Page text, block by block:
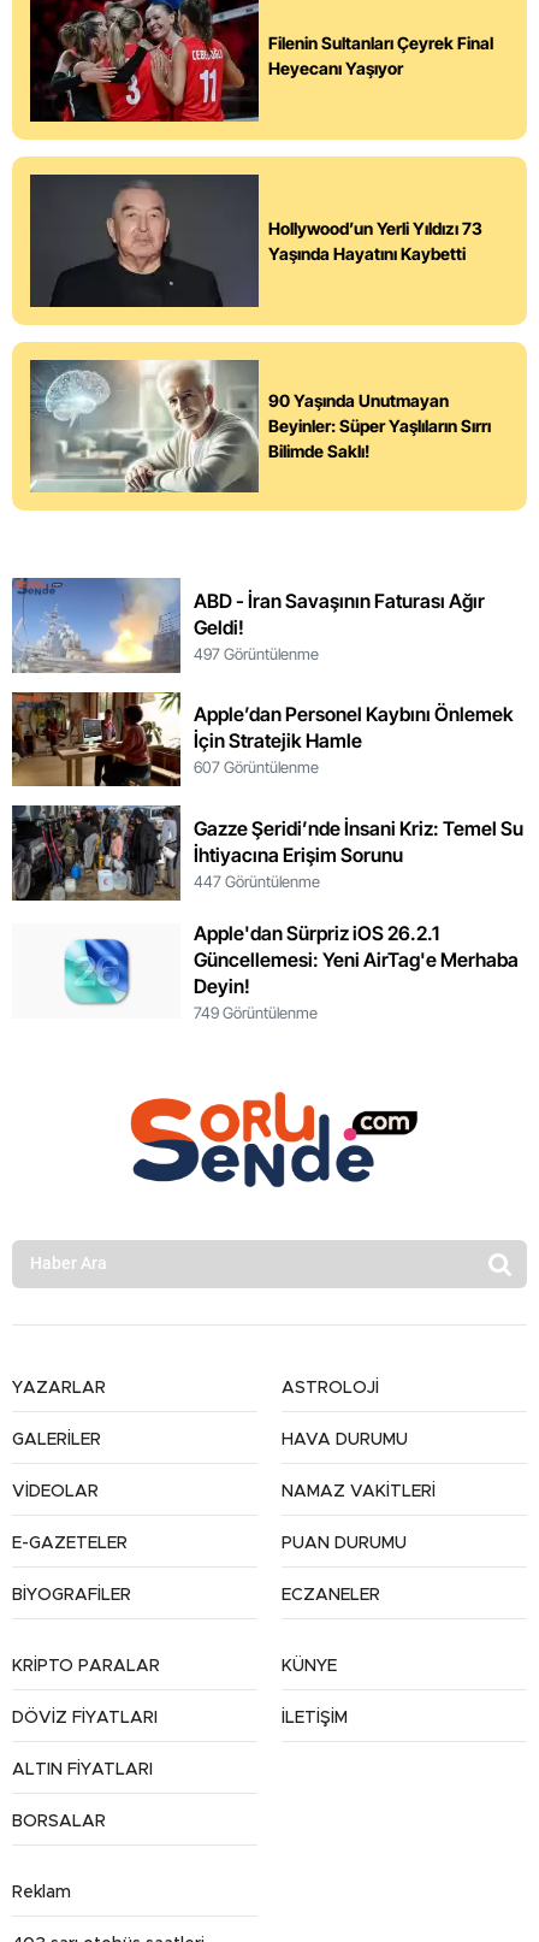
Filenin Sultanları Çeyrek Final
Heyecanı Yaşıyor
Hollywood’un Yerli Yıldızı 73
Yaşında Hayatını Kaybetti
90 Yaşında Unutmayan
Beyinler: Süper Yaşlıların Sırrı
Bilimde Saklı!
ABD - İran Savaşının Faturası Ağır
Geldi!
497 Görüntülenme
Apple’dan Personel Kaybını Önlemek
İçin Stratejik Hamle
607 Görüntülenme
Gazze Şeridi’nde İnsani Kriz: Temel Su
İhtiyacına Erişim Sorunu
447 Görüntülenme
Apple'dan Sürpriz iOS 26.2.1
Güncellemesi: Yeni AirTag'e Merhaba
Deyin!
749 Görüntülenme
YAZARLAR
GALERİLER
VİDEOLAR
E-GAZETELER
BİYOGRAFİLER
ASTROLOJİ
HAVA DURUMU
NAMAZ VAKİTLERİ
PUAN DURUMU
ECZANELER
KRİPTO PARALAR
DÖVİZ FİYATLARI
ALTIN FİYATLARI
BORSALAR
KÜNYE
İLETİŞİM
Reklam